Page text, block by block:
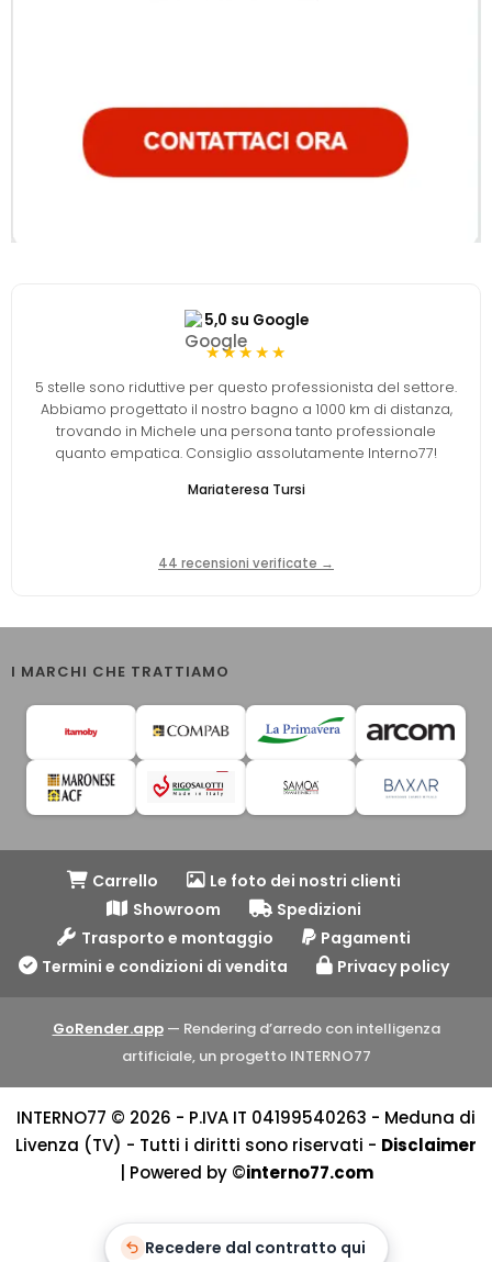
5,0 su Google
★★★★★
5 stelle sono riduttive per questo professionista del settore.
Abbiamo progettato il nostro bagno a 1000 km di distanza,
trovando in Michele una persona tanto professionale
quanto empatica. Consiglio assolutamente Interno77!
Mariateresa Tursi
44 recensioni verificate →
I MARCHI CHE TRATTIAMO
Carrello
Le foto dei nostri clienti
Showroom
Spedizioni
Trasporto e montaggio
Pagamenti
Termini e condizioni di vendita
Privacy policy
GoRender.app— Rendering d’arredo con intelligenza
artificiale, un progetto INTERNO77
INTERNO77 © 2026 - P.IVA IT 04199540263 - Meduna di
Livenza (TV) - Tutti i diritti sono riservati - Disclaimer
| Powered by ©interno77.com
Recedere dal contratto qui